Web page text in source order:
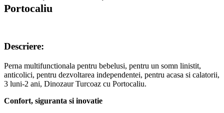
Portocaliu
Descriere:
Perna multifunctionala pentru bebelusi, pentru un somn linistit,
anticolici, pentru dezvoltarea independentei, pentru acasa si calatorii,
3 luni-2 ani, Dinozaur Turcoaz cu Portocaliu.
Confort, siguranta si inovatie